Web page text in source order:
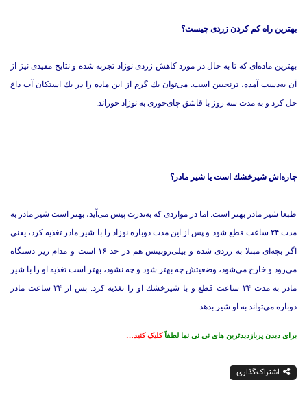
بهترین راه كم كردن زردی چیست؟
بهترین ماده‌ای كه تا به حال در مورد كاهش زردی نوزاد تجربه شده و نتایج مفیدی نیز از
آن به‌دست آمده، ترنجبین است. می‌توان یك گرم از این ماده را در یك استكان آب داغ
حل كرد و به مدت سه روز با قاشق چای‌خوری به نوزاد خوراند.
چاره‌اش شیرخشك است یا شیر مادر؟
طبعا شیر مادر بهتر است. اما در مواردی كه به‌ندرت پیش می‌آید، بهتر است شیر مادر به
مدت ۲۴ ساعت قطع شود و پس از این مدت دوباره نوزاد را با شیر مادر تغذیه كرد، یعنی
اگر بچه‌ای مبتلا به زردی شده و بیلی‌روبینش هم در حد ۱۶ است و مدام زیر دستگاه
می‌رود و خارج می‌شود، وضعیتش چه بهتر شود و چه نشود، بهتر است تغذیه او را با شیر
مادر به مدت ۲۴ ساعت قطع و با شیرخشك او را تغذیه كرد. پس از ۲۴ ساعت مادر
دوباره می‌تواند به او شیر بدهد.
برای دیدن پربازدیدترین های نی نی نما لطفاًکلیک کنید…
اشتراک‌گذاری